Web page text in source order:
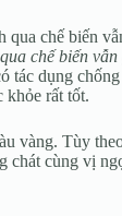
chế biến
dụng
khỏe rất tốt.
vàng. Tùy
chát cùng vị